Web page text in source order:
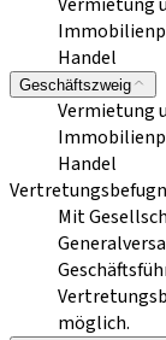
Handel
Geschäftszweig
Vermietung
Handel
Mit
möglich.